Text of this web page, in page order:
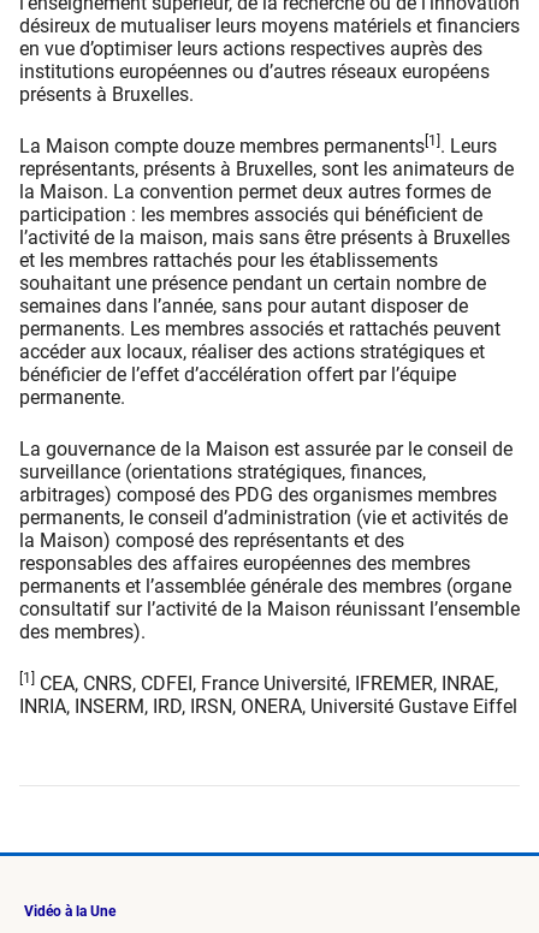
désireux de mutualiser leurs moyens matériels et financiers
en vue d’optimiser leurs actions respectives auprès des
institutions européennes ou d’autres réseaux européens
présents à Bruxelles.
La Maison compte douze membres permanents[1]. Leurs
représentants, présents à Bruxelles, sont les animateurs de
la Maison. La convention permet deux autres formes de
participation : les membres associés qui bénéficient de
l’activité de la maison, mais sans être présents à Bruxelles
et les membres rattachés pour les établissements
souhaitant une présence pendant un certain nombre de
semaines dans l’année, sans pour autant disposer de
permanents. Les membres associés et rattachés peuvent
accéder aux locaux, réaliser des actions stratégiques et
bénéficier de l’effet d’accélération offert par l’équipe
permanente.
La gouvernance de la Maison est assurée par le conseil de
surveillance (orientations stratégiques, finances,
arbitrages) composé des PDG des organismes membres
permanents, le conseil d’administration (vie et activités de
la Maison) composé des représentants et des
responsables des affaires européennes des membres
permanents et l’assemblée générale des membres (organe
consultatif sur l’activité de la Maison réunissant l’ensemble
des membres).
[1] CEA, CNRS, CDFEI, France Université, IFREMER, INRAE,
INRIA, INSERM, IRD, IRSN, ONERA, Université Gustave Eiffel
Vidéo à la Une